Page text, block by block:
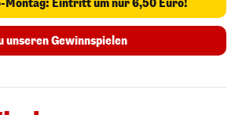
Montag: Eintritt um nur 6,50 Euro!
unseren Gewinnspielen